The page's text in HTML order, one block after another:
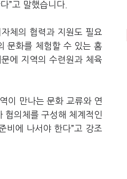
”고 말했습니다.
체의 협력과 지원도 필요
문화를 체험할 수 있는 홈
에 지역의 수련원과 체육
이 만나는 문화 교류와 연
협의체를 구성해 체계적인
비에 나서야 한다”고 강조